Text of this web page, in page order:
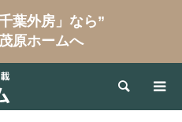
葉外房」なら”
原ホームへ
検索